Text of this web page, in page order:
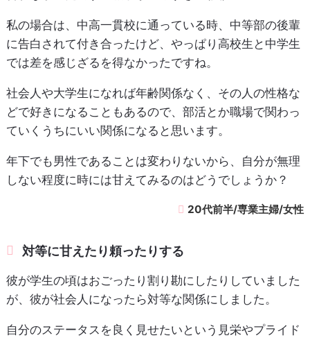
私の場合は、中高一貫校に通っている時、中等部の後輩
に告白されて付き合ったけど、やっぱり高校生と中学生
では差を感じざるを得なかったですね。
社会人や大学生になれば年齢関係なく、その人の性格な
どで好きになることもあるので、部活とか職場で関わっ
ていくうちにいい関係になると思います。
年下でも男性であることは変わりないから、自分が無理
しない程度に時には甘えてみるのはどうでしょうか？
20代前半/専業主婦/女性
対等に甘えたり頼ったりする
彼が学生の頃はおごったり割り勘にしたりしていました
が、彼が社会人になったら対等な関係にしました。
自分のステータスを良く見せたいという見栄やプライド